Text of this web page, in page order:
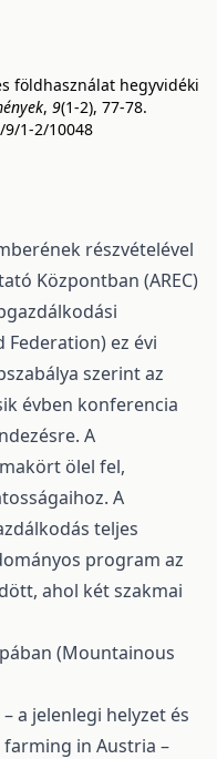
földhasználat hegyvidéki
, 9(1-2), 77-78.
1-2/10048
részvételével
Központban (AREC)
Federation) ez évi
szerint az
évben konferencia
A
ölel fel,
A
teljes
program az
ahol két szakmai
(Mountainous
a jelenlegi helyzet és
in Austria –